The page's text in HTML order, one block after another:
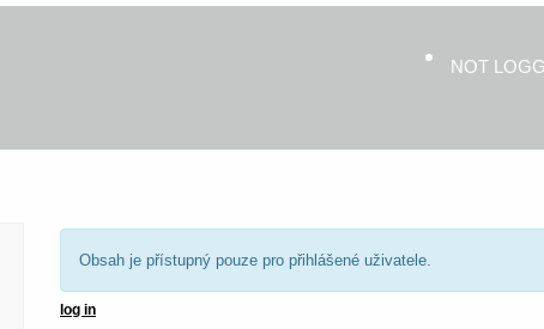
NOT
Obsah je přístupný pouze pro přihlášené uživatele.
log in